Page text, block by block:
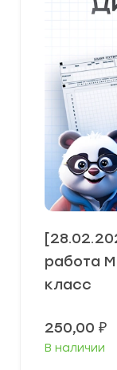
работа
класс
250,00 ₽
В наличии